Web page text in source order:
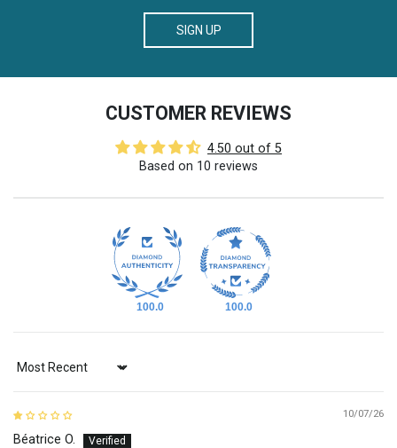
SIGN UP
CUSTOMER REVIEWS
4.50 out of 5
Based on 10 reviews
100.0 100.0
Sort by
10/07/26
Béatrice O.